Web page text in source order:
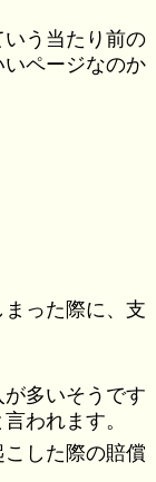
いう当たり前の
ページなのか
った際に、支
多いそうです
われます。
した際の賠償